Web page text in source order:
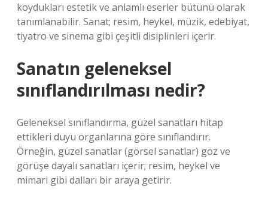
koydukları estetik ve anlamlı eserler bütünü olarak
tanımlanabilir. Sanat; resim, heykel, müzik, edebiyat,
tiyatro ve sinema gibi çeşitli disiplinleri içerir.
Sanatın geleneksel
sınıflandırılması nedir?
Geleneksel sınıflandırma, güzel sanatları hitap
ettikleri duyu organlarına göre sınıflandırır.
Örneğin, güzel sanatlar (görsel sanatlar) göz ve
görüşe dayalı sanatları içerir; resim, heykel ve
mimari gibi dalları bir araya getirir.